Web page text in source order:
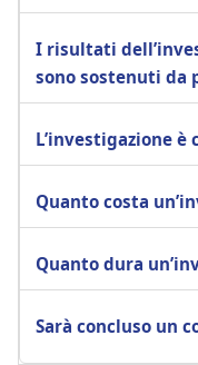
I risultati
sono sostenuti da
L’investigazione è
Quanto costa
Quanto dura
Sarà concluso un